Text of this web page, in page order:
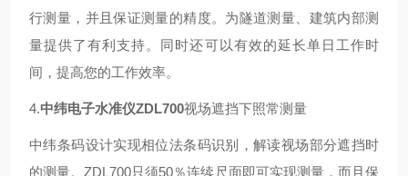
行测量，并且保证测量的精度。为隧道测量、建筑内部测
量提供了有利支持。同时还可以有效的延长单日工作时
间，提高您的工作效率。
4.中纬电子水准仪ZDL700视场遮挡下照常测量
中纬条码设计实现相位法条码识别，解读视场部分遮挡时
的测量。ZDL700只须50％连续尺面即可实现测量，而且保